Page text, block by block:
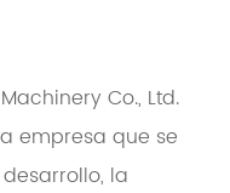
Co., Ltd.
empresa que se
la